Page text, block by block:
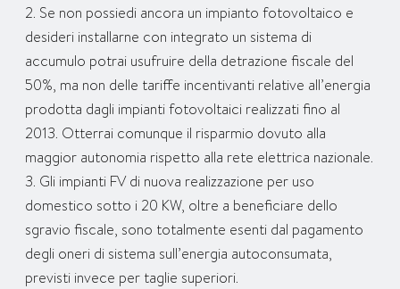
2. Se non possiedi ancora un impianto fotovoltaico e
desideri installarne con integrato un sistema di
accumulo potrai usufruire della detrazione fiscale del
50%, ma non delle tariffe incentivanti relative all’energia
prodotta dagli impianti fotovoltaici realizzati fino al
2013. Otterrai comunque il risparmio dovuto alla
maggior autonomia rispetto alla rete elettrica nazionale.
3. Gli impianti FV di nuova realizzazione per uso
domestico sotto i 20 KW, oltre a beneficiare dello
sgravio fiscale, sono totalmente esenti dal pagamento
degli oneri di sistema sull’energia autoconsumata,
previsti invece per taglie superiori.